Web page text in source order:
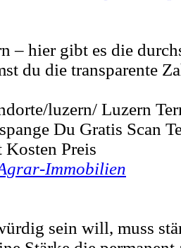
– hier gibt es die
du die transparente
luzern/ Luzern
Du Gratis Scan
Preis
Immobilien
sein will, muss